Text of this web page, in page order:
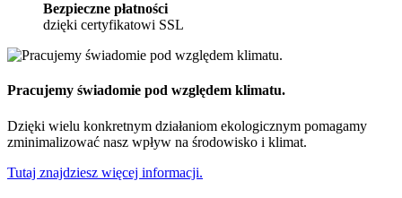
Bezpieczne płatności
dzięki certyfikatowi SSL
Pracujemy świadomie pod względem klimatu.
Dzięki wielu konkretnym działaniom ekologicznym pomagamy
zminimalizować nasz wpływ na środowisko i klimat.
Tutaj znajdziesz więcej informacji.